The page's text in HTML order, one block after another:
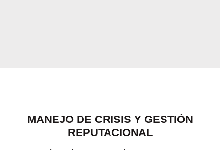
MANEJO DE CRISIS Y GESTIÓN
REPUTACIONAL